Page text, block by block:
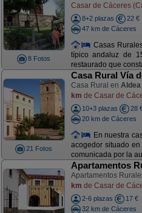
8 Fotos
Casar de Cáceres
8+2 plazas
22 €
47 km de Cáceres
Casas
típico andaluz de
restaurado que
21 Fotos
Casa Rural Vía
Casa Rural en Aldea
km de Casar de
10+3 plazas
28
20 km de Cáceres
En nuestra
acogedor situado
comunicada por la
Apartamentos
Apartamentos
km de Casar de
2-6 plazas
17 €
32 km de Cáceres